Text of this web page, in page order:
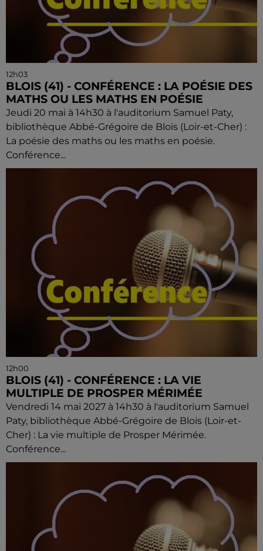
12h03
BLOIS (41) - CONFÉRENCE : LA POÉSIE DES
MATHS OU LES MATHS EN POÉSIE
Jeudi 20 mai à 14h30 à l'auditorium Samuel Paty,
bibliothèque Abbé-Grégoire de Blois (Loir-et-Cher) :
La poésie des maths ou les maths en poésie.
Conférence...
12h00
BLOIS (41) - CONFÉRENCE : LA VIE
MULTIPLE DE PROSPER MÉRIMÉE
Vendredi 14 mai 2027 à 14h30 à l'auditorium Samuel
Paty, bibliothèque Abbé-Grégoire de Blois (Loir-et-
Cher) : La vie multiple de Prosper Mérimée.
Conférence...